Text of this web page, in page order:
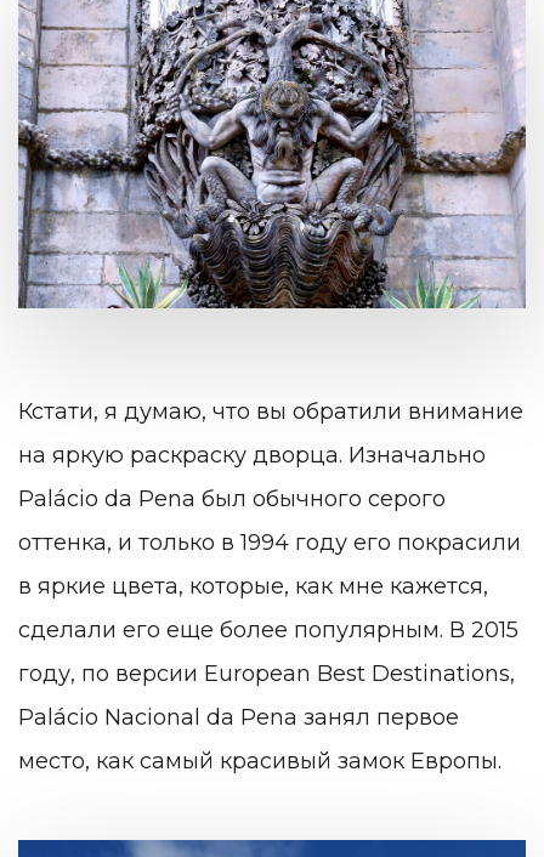
Кстати, я думаю, что вы обратили внимание
на яркую раскраску дворца. Изначально
Palácio da Pena был обычного серого
оттенка, и только в 1994 году его покрасили
в яркие цвета, которые, как мне кажется,
сделали его еще более популярным. В 2015
году, по версии European Best Destinations,
Palácio Nacional da Pena занял первое
место, как самый красивый замок Европы.